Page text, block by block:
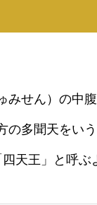
せん）の中
多聞天をいう
天王」と呼ぶ